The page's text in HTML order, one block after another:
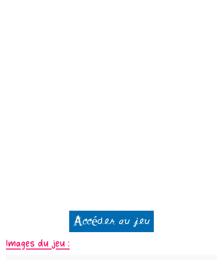
Accéder au jeu
Images du jeu :